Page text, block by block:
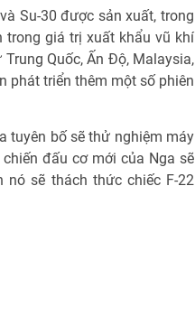
Su-30 được sản xuất, trong
trong giá trị xuất khẩu vũ khí
Quốc, Ấn Độ, Malaysia,
phát triển thêm một số phiên
tuyên bố sẽ thử nghiệm máy
đấu cơ mới của Nga sẽ
nó sẽ thách thức chiếc F-22